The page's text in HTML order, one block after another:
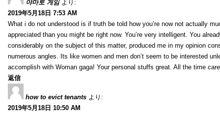
야마토 게임 より:
2019年5月18日 7:53 AM
What i do not understood is if truth be told how you’re now not actually
appreciated than you might be right now. You’re very intelligent. You
considerably on the subject of this matter, produced me in my opinion
numerous angles. Its like women and men don’t seem to be interested
accomplish with Woman gaga! Your personal stuffs great. All the time
返信
how to evict tenants より:
2019年5月18日 10:50 AM